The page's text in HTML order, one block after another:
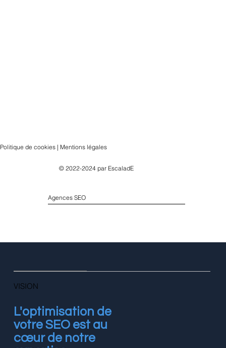
VISION
L'optimisation de
votre SEO est au
cœur de notre
Politique de cookies | Mentions légales
© 2022-2024 par EscaladE
Agences SEO